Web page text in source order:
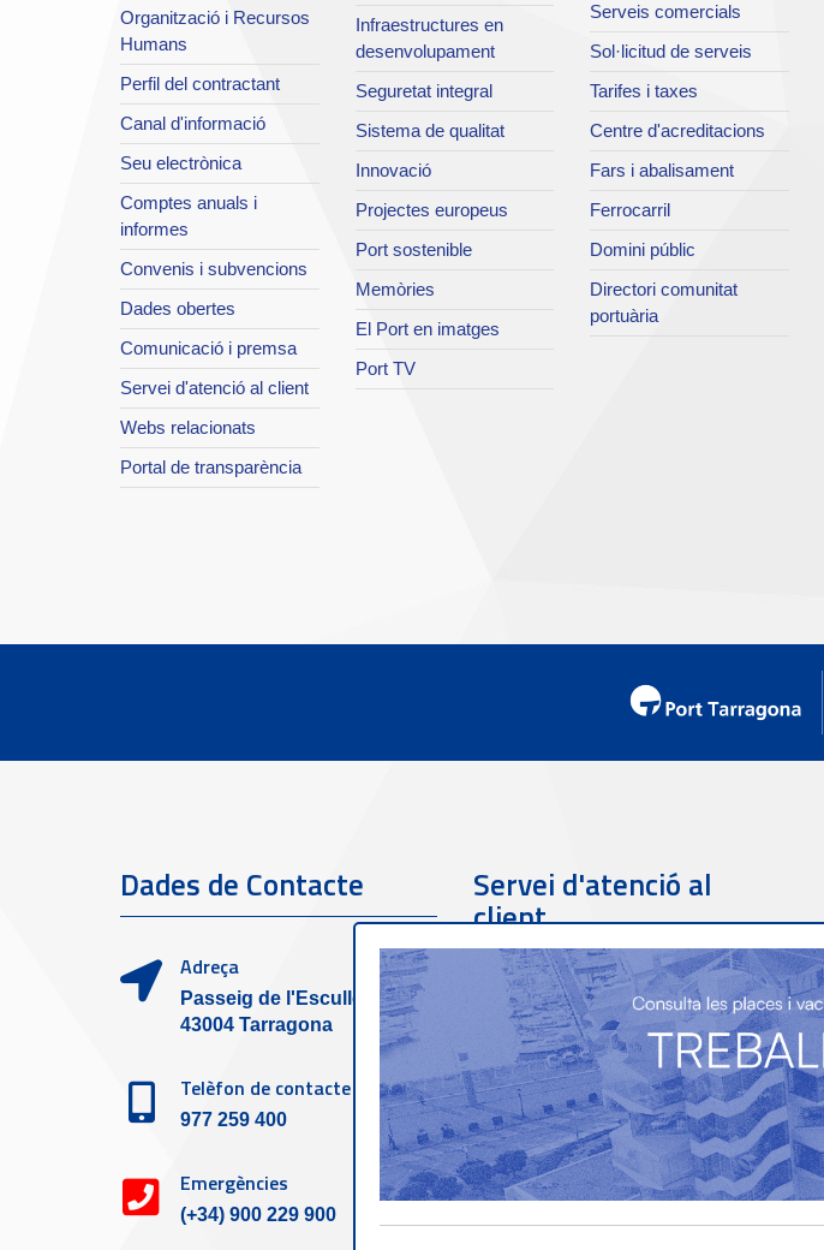
Organització i Recursos
Humans
Perfil del contractant
Canal d'informació
Seu electrònica
Comptes anuals i
informes
Convenis i subvencions
Dades obertes
Comunicació i premsa
Servei d'atenció al client
Webs relacionats
Portal de transparència
Infraestructures en
desenvolupament
Seguretat integral
Sistema de qualitat
Innovació
Projectes europeus
Port sostenible
Memòries
El Port en imatges
Port TV
Serveis comercials
Sol·licitud de serveis
Tarifes i taxes
Centre d'acreditacions
Fars i abalisament
Ferrocarril
Domini públic
Directori comunitat
portuària
Dades de Contacte
Adreça
Passeig de l'Escullera s/n,
43004 Tarragona
Telèfon de contacte
977 259 400
Emergències
(+34) 900 229 900
Servei d'atenció al
client
Telèfon de contacte
977 259 462
Email de contacte
sac@porttarragona.cat
Informació SAC
Accès a SAC ( Servei